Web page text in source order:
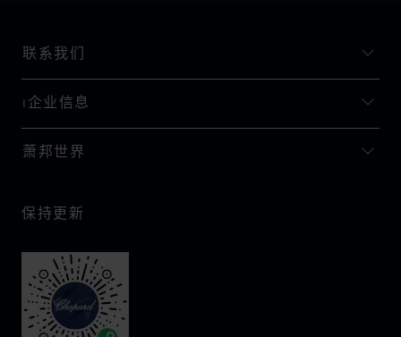
联系我们
I企业信息
萧邦世界
保持更新